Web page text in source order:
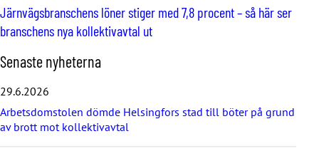
Järnvägsbranschens löner stiger med 7,8 procent – så här ser
branschens nya kollektivavtal ut
H
o
p
p
a
ö
v
Senaste nyheterna
29.6.2026
Arbetsdomstolen dömde Helsingfors stad till böter på grund
av brott mot kollektivavtal